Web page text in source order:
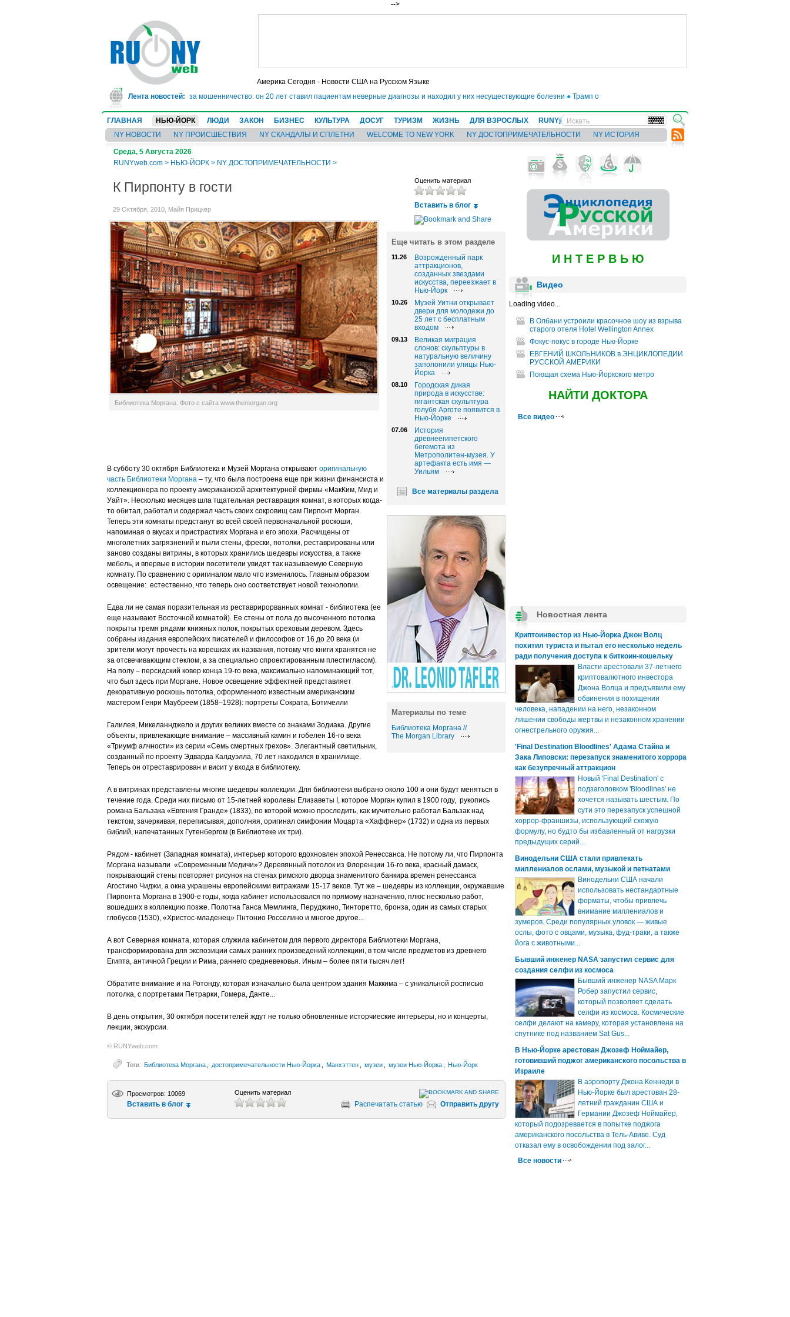
-->
Америка Сегодня - Новости США на Русском Языке
Лента новостей:
Техасе врач-ревматолог сядет в тюрьму на 10 лет за мошенничество: он 20 лет ставил пациентам неверные диагнозы и находил у них несуществующие болезни● Трамп отложил введение 50-процентных пошлин на товары из ЕС
ГЛАВНАЯ НЬЮ-ЙОРК ЛЮДИ ЗАКОН БИЗНЕС КУЛЬТУРА ДОСУГ ТУРИЗМ ЖИЗНЬ ДЛЯ ВЗРОСЛЫХ RUNYjews
ВЕСТИ ИЗ УКРАИНЫ
NY НОВОСТИ
NY ПРОИСШЕСТВИЯ NY СКАНДАЛЫ И СПЛЕТНИ WELCOME TO NEW YORK NY ДОСТОПРИМЕЧАТЕЛЬНОСТИ NY ИСТОРИЯ
Среда, 5 Августа 2026
RUNYweb.com > НЬЮ-ЙОРК > NY ДОСТОПРИМЕЧАТЕЛЬНОСТИ >
Оценить материал
Вставить в блог
Еще читать в этом разделе
11.26
Возрожденный парк
аттракционов,
созданных звездами
искусства, переезжает в
Нью-Йорк
10.26
Музей Уитни открывает
двери для молодежи до
25 лет с бесплатным
входом
09.13
Великая миграция
слонов: скульптуры в
натуральную величину
заполонили улицы Нью-
Йорка
08.10
Городская дикая
природа в искусстве:
гигантская скульптура
голубя Арготе появится в
Нью-Йорке
07.06
История
древнеегипетского
бегемота из
Метрополитен-музея. У
артефакта есть имя —
Уильям
Все материалы раздела
Материалы по теме
Библиотека Моргана //
The Morgan Library
К Пирпонту в гости
29 Октября, 2010, Майя Прицкер
Библиотека Моргана. Фото с сайта www.themorgan.org
В субботу 30 октября Библиотека и Музей Моргана открывают оригинальную
часть Библиотеки Моргана – ту, что была построена еще при жизни финансиста и
коллекционера по проекту американской архитектурной фирмы «МакКим, Мид и
Уайт». Несколько месяцев шла тщательная реставрация комнат, в которых когда-
то обитал, работал и содержал часть своих сокровищ сам Пирпонт Морган.
Теперь эти комнаты предстанут во всей своей первоначальной роскоши,
напоминая о вкусах и пристрастиях Моргана и его эпохи. Расчищены от
многолетних загрязнений и пыли стены, фрески, потолки, реставрированы или
заново созданы витрины, в которых хранились шедевры искусства, а также
мебель, и впервые в истории посетители увидят так называемую Северную
комнату. По сравнению с оригиналом мало что изменилось. Главным образом
освещение: естественно, что теперь оно соответствует новой технологии.
Едва ли не самая поразительная из реставрирорванных комнат - библиотека (ее
еще называют Восточной комнатой). Ее стены от пола до высоченного потолка
покрыты тремя рядами книжных полок, покрытых ореховым деревом. Здесь
собраны издания европейских писателей и философов от 16 до 20 века (и
зрители могут прочесть на корешках их названия, потому что книги хранятся не
за отсвечивающим стеклом, а за специально спроектированным плестигласом).
На полу – персидский ковер конца 19-го века, максимально напоминающий тот,
что был здесь при Моргане. Новое освещение эффектней представляет
декоративную роскошь потолка, оформленного известным американским
мастером Генри Маубреем (1858–1928): портреты Сократа, Ботичелли
Галилея, Микеланнджело и других великих вместе со знаками Зодиака. Другие
объекты, привлекающие внимание – массивный камин и гобелен 16-го века
«Триумф алчности» из серии «Семь смертных грехов». Элегантный светильник,
созданный по проекту Эдварда Калдуэлла, 70 лет находился в хранилище.
Теперь он отреставрирован и висит у входа в библиотеку.
А в витринах представлены многие шедевры коллекции. Для библиотеки выбрано около 100 и они будут меняться в
течение года. Среди них письмо от 15-летней королевы Елизаветы I, которое Морган купил в 1900 году, рукопись
романа Бальзака «Евгения Гранде» (1833), по которой можно проследить, как мучительно работал Бальзак над
текстом, зачеркивая, переписывая, дополняя, оригинал симфонии Моцарта «Хаффнер» (1732) и одна из первых
библий, напечатанных Гутенбергом (в Библиотеке их три).
Рядом - кабинет (Западная комната), интерьер которого вдохновлен эпохой Ренессанса. Не потому ли, что Пирпонта
Моргана называли «Современным Медичи»? Деревянный потолок из Флоренции 16-го века, красный дамаск,
покрывающий стены повторяет рисунок на стенах римского дворца знаменитого банкира времен ренессанса
Агостино Чиджи, а окна украшены европейскими витражами 15-17 веков. Тут же – шедевры из коллекции, окружавшие
Пирпонта Моргана в 1900-е годы, когда кабинет использовался по прямому назначению, плюс несколько работ,
вошедших в коллекцию позже. Полотна Ганса Мемлинга, Перуджино, Тинторетто, бронза, один из самых старых
глобусов (1530), «Христос-младенец» Пнтонио Росселино и многое другое...
А вот Северная комната, которая служила кабинетом для первого директора Библиотеки Моргана,
трансформирована для экспозиции самых ранних произведений коллекцииi, в том числе предметов из древнего
Египта, античной Греции и Рима, раннего средневековья. Иным – более пяти тысяч лет!
Обратите внимание и на Ротонду, которая изначально была центром здания Маккима – с уникальной росписью
потолка, с портретами Петрарки, Гомера, Данте...
В день открытия, 30 октября посетителей ждут не только обновленные исторчиеские интерьеры, но и концерты,
лекции, экскурсии.
© RUNYweb.com
Теги: Библиотека Моргана достопримечательности Нью-Йорка Манхэттен музеи музеи Нью-Йорка Нью-Йорк
Просмотров: 10069
Вставить в блог
Оценить материал
Распечатать статью Отправить другу
И Н Т Е Р В Ь Ю
Видео
Loading video...
В Олбани устроили красочное шоу из взрыва
старого отеля Hotel Wellington Annex
Фокус-покус в городе Нью-Йорке
ЕВГЕНИЙ ШКОЛЬНИКОВ в ЭНЦИКЛОПЕДИИ
РУССКОЙ АМЕРИКИ
Поющая схема Нью-Йоркского метро
НАЙТИ ДОКТОРА
Все видео
Новостная лента
Криптоинвестор из Нью-Йорка Джон Волц
похитил туриста и пытал его несколько недель
ради получения доступа к биткоин-кошельку
Власти арестовали 37-летнего
криптовалютного инвестора
Джона Волца и предъявили ему
обвинения в похищении
человека, нападении на него, незаконном
лишении свободы жертвы и незаконном хранении
огнестрельного оружия...
'Final Destination Bloodlines' Адама Стайна и
Зака Липовски: перезапуск знаменитого хоррора
как безупречный аттракцион
Новый 'Final Destination' с
подзаголовком 'Bloodlines' не
хочется называть шестым. По
сути это перезапуск успешной
хоррор-франшизы, использующий схожую
формулу, но будто бы избавленный от нагрузки
предыдущих серий...
Винодельни США стали привлекать
миллениалов ослами, музыкой и петнатами
Винодельни США начали
использовать нестандартные
форматы, чтобы привлечь
внимание миллениалов и
зумеров. Среди популярных уловок — живые
ослы, фото с овцами, музыка, фуд-траки, а также
йога с животными...
Бывший инженер NASA запустил сервис для
создания селфи из космоса
Бывший инженер NASA Марк
Робер запустил сервис,
который позволяет сделать
селфи из космоса. Космические
селфи делают на камеру, которая установлена на
спутнике под названием Sat Gus...
В Нью-Йорке арестован Джозеф Ноймайер,
готовивший поджог американского посольства в
Израиле
В аэропорту Джона Кеннеди в
Нью-Йорке был арестован 28-
летний гражданин США и
Германии Джозеф Ноймайер,
который подозревается в попытке поджога
американского посольства в Тель-Авиве. Суд
отказал ему в освобождении под залог...
Все новости